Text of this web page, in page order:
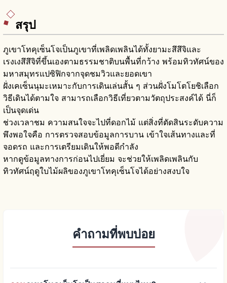
สรุป
ภูเขาโทคุเซ็นโจเป็นภูเขาที่เพลิดเพลินได้ทั้งยามะสึสึจิและ
เรงเงสึสึจิที่ขึ้นเองตามธรรมชาติบนพื้นที่กว้าง พร้อมทิวทัศน์ของ
มหาสมุทรแปซิฟิกจากจุดชมวิวและยอดเขา
ฝั่งเคเซ็นนุมะเหมาะกับการเดินเล่นสั้น ๆ ส่วนฝั่งโมโตโยชิเลือก
วิธีเดินได้ตามใจ สามารถเลือกวิธีเที่ยวตามวัตถุประสงค์ได้ นี่ก็
เป็นจุดเด่น
ช่วงเวลาชม ความสนใจจะไปที่ดอกไม้ แต่สิ่งที่ตัดสินระดับความ
พึงพอใจคือ การตรวจสอบข้อมูลการบาน เข้าใจเส้นทางและที่
จอดรถ และการเตรียมเดินให้พอดีกำลัง
หากดูข้อมูลทางการก่อนไปเยี่ยม จะช่วยให้เพลิดเพลินกับ
ทิวทัศน์ฤดูใบไม้ผลิของภูเขาโทคุเซ็นโจได้อย่างสงบใจ
คำถามที่พบบ่อย